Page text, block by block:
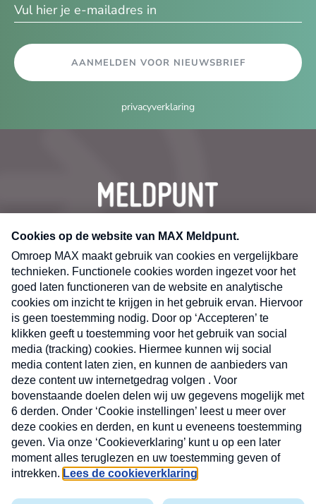
AANMELDEN VOOR NIEUWSBRIEF
privacyverklaring
CONTACT
Volg ons op
MAX
Cookieverklaring
Kwetsbaarheid
X
Nieuwsbrief
Neem hier een gratis abonnement op de MAX
Consumenten nieuwsbrief. Elke maandag en
donderdag in uw mailbox.